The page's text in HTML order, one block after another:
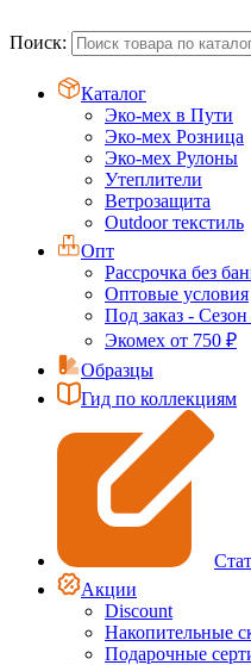
Поиск:
Каталог
Эко-мех в Пути
Эко-мех Розница
Эко-мех Рулоны
Утеплители
Ветрозащита
Outdoor текстиль
Опт
Рассрочка без
Оптовые условия
Под заказ -
Экомех от 750 ₽
Образцы
Гид по коллекциям
Акции
Discount
Накопительные
Подарочные